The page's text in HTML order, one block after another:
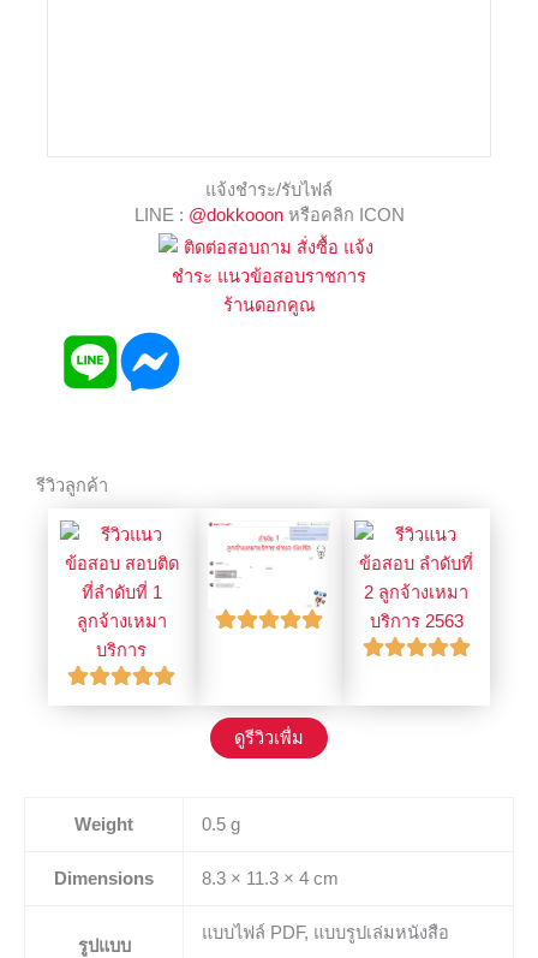
แจ้งชำระ/รับไฟล์
LINE : @dokkooonหรือคลิก ICON
รีวิวลูกค้า
ดูรีวิวเพื่ม
Weight 0.5 g
Dimensions 8.3 × 11.3 × 4 cm
รูปแบบ
แบบไฟล์ PDF, แบบรูปเล่มหนังสือ